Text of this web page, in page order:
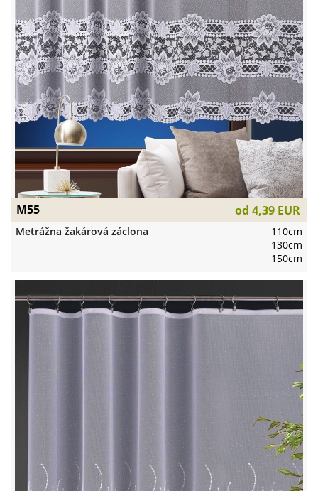
M55 od 4,39 EUR
Metrážna žakárová záclona
110cm
130cm
150cm